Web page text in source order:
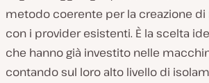
metodo coerente per la creazione
con i provider esistenti. È la scelta
che hanno già investito nelle
contando sul loro alto livello di